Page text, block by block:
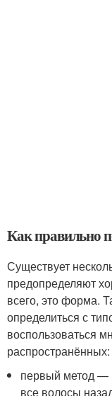
Как правильно
Существует
предопределяют
всего, это форма.
определиться с
воспользоваться
распространённых:
первый метод —
все волосы